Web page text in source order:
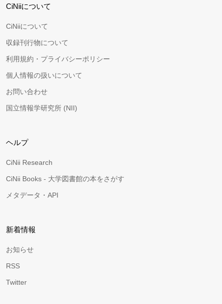
CiNiiについて
CiNiiについて
収録刊行物について
利用規約・プライバシーポリシー
個人情報の扱いについて
お問い合わせ
国立情報学研究所 (NII)
ヘルプ
CiNii Research
CiNii Books - 大学図書館の本をさがす
メタデータ・API
新着情報
お知らせ
RSS
Twitter